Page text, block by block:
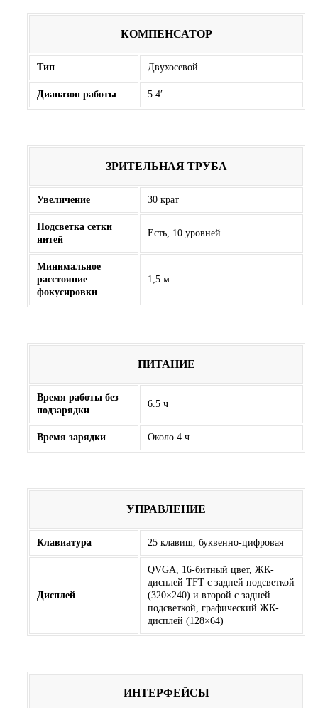
КОМПЕНСАТОР
Тип Двухосевой
Диапазон работы 5.4′
ЗРИТЕЛЬНАЯ ТРУБА
Увеличение 30 крат
Подсветка сетки
нитей
Есть, 10 уровней
Минимальное
расстояние
фокусировки
1,5 м
ПИТАНИЕ
Время работы без
подзарядки
6.5 ч
Время зарядки Около 4 ч
УПРАВЛЕНИЕ
Клавиатура 25 клавиш, буквенно-цифровая
Дисплей
QVGA, 16-битный цвет, ЖК-
дисплей TFT с задней подсветкой
(320×240) и второй с задней
подсветкой, графический ЖК-
дисплей (128×64)
ИНТЕРФЕЙСЫ